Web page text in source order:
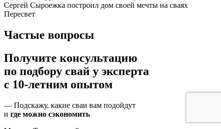
Сергей Сыроежка построил дом своей мечты на сваях
Пересвет
Частые вопросы
Получите консультацию
по подбору свай у эксперта
с 10-летним опытом
— Подскажу, какие сваи вам подойдут
и где можно сэкономить